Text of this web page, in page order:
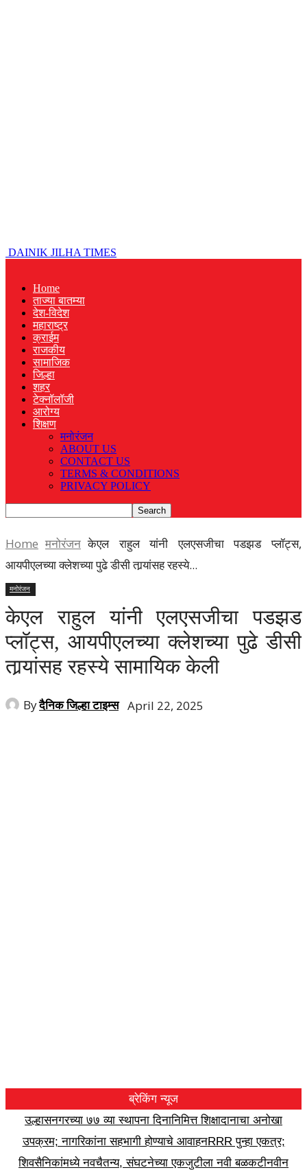
DAINIK JILHA TIMES
Home
ताज्या बातम्या
देश-विदेश
महाराष्ट्र
क्राईम
राजकीय
सामाजिक
जिल्हा
शहर
टेक्नॉलॉजी
आरोग्य
शिक्षण
मनोरंजन
ABOUT US
CONTACT US
TERMS & CONDITIONS
PRIVACY POLICY
Home मनोरंजन केएल राहुल यांनी एलएसजीचा पडझड प्लॉट्स,
आयपीएलच्या क्लेशच्या पुढे डीसी तार्‍यांसह रहस्ये...
मनोरंजन
केएल राहुल यांनी एलएसजीचा पडझड
प्लॉट्स, आयपीएलच्या क्लेशच्या पुढे डीसी
तार्‍यांसह रहस्ये सामायिक केली
Byदैनिक जिल्हा टाइम्स April 22, 2025
ब्रेकिंग न्यूज
उल्हासनगरच्या ७७ व्या स्थापना दिनानिमित्त शिक्षादानाचा अनोखा
उपक्रम; नागरिकांना सहभागी होण्याचे आवाहनRRR पुन्हा एकत्र;
शिवसैनिकांमध्ये नवचैतन्य, संघटनेच्या एकजुटीला नवी बळकटीनवीन